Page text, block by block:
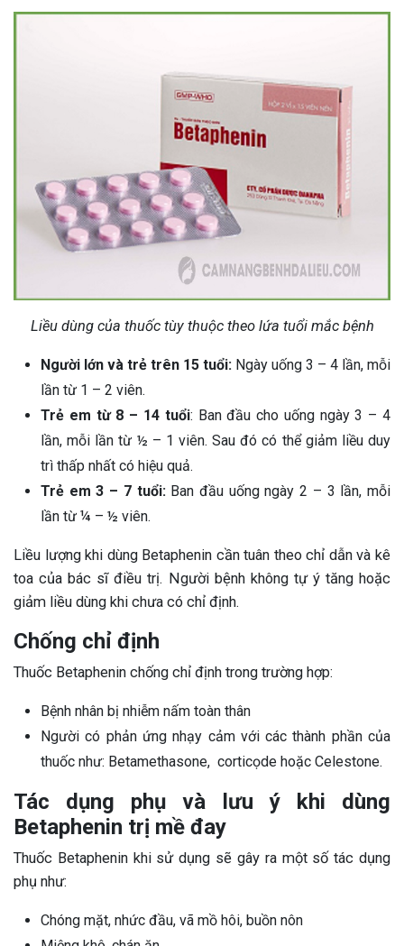
Liều dùng của thuốc tùy thuộc theo lứa tuổi mắc bệnh
Người lớn và trẻ trên 15 tuổi: Ngày uống 3 – 4 lần, mỗi
lần từ 1 – 2 viên.
Trẻ em từ 8 – 14 tuổi: Ban đầu cho uống ngày 3 – 4
lần, mỗi lần từ ½ – 1 viên. Sau đó có thể giảm liều duy
trì thấp nhất có hiệu quả.
Trẻ em 3 – 7 tuổi:Ban đầu uống ngày 2 – 3 lần, mỗi
lần từ ¼ – ½ viên.
Liều lượng khi dùng Betaphenin cần tuân theo chỉ dẫn và kê
toa của bác sĩ điều trị. Người bệnh không tự ý tăng hoặc
giảm liều dùng khi chưa có chỉ định.
Chống chỉ định
Thuốc Betaphenin chống chỉ định trong trường hợp:
Bệnh nhân bị nhiễm nấm toàn thân
Người có phản ứng nhạy cảm với các thành phần của
thuốc như: Betamethasone, corticọde hoặc Celestone.
Tác dụng phụ và lưu ý khi dùng
Betaphenin trị mề đay
Thuốc Betaphenin khi sử dụng sẽ gây ra một số tác dụng
phụ như:
Chóng mặt, nhức đầu, vã mồ hôi, buồn nôn